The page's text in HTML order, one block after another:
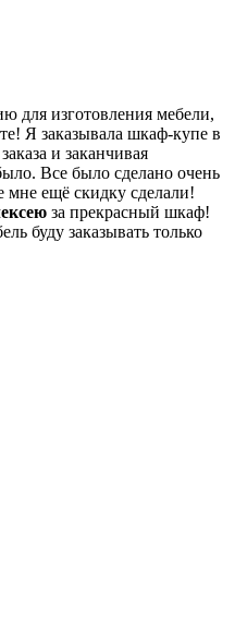
для изготовления мебели,
Я заказывала шкаф-купе в
и заканчивая
Все было сделано очень
мне ещё скидку сделали!
за прекрасный шкаф!
буду заказывать только